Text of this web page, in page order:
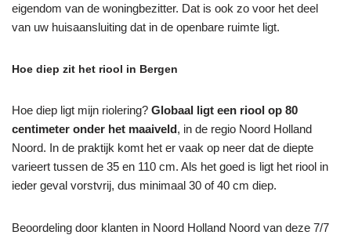
eigendom van de woningbezitter. Dat is ook zo voor het deel
van uw huisaansluiting dat in de openbare ruimte ligt.
Hoe diep zit het riool in Bergen
Hoe diep ligt mijn riolering? Globaal ligt een riool op 80
centimeter onder het maaiveld, in de regio Noord Holland
Noord. In de praktijk komt het er vaak op neer dat de diepte
varieert tussen de 35 en 110 cm. Als het goed is ligt het riool in
ieder geval vorstvrij, dus minimaal 30 of 40 cm diep.
Beoordeling door klanten in Noord Holland Noord van deze 7/7